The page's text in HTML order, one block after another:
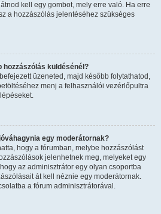
kell egy gombot, mely erre való. Ha erre
a hozzászólás jelentéséhez szükséges
hozzászólás küldésénél?
üzeneted, majd később folytathatod,
menj a felhasználói vezérlőpultra
egy moderátornak?
hogy a fórumban, melybe hozzászólást
jelenhetnek meg, melyeket egy
az adminisztrátor egy olyan csoportba
át kell néznie egy moderátornak.
a fórum adminisztrátorával.